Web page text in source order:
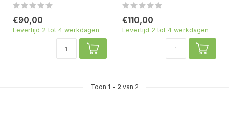
€90,00
Levertijd 2 tot 4 werkdagen
€110,00
Levertijd 2 tot 4 werkdagen
Toon 1 - 2 van 2